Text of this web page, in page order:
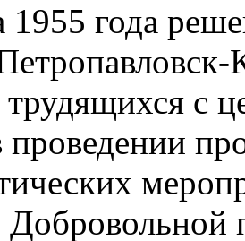
1955 года
трудящихся с
проведении